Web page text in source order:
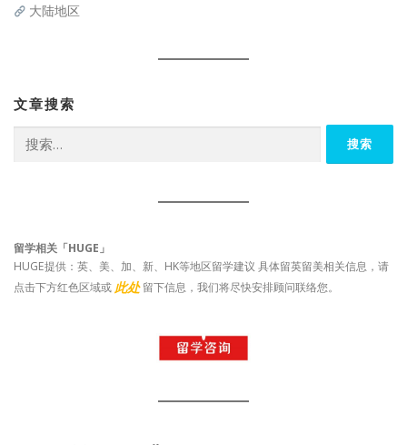
大陆地区
文章搜索
索：
留学相关「HUGE」
HUGE提供：英、美、加、新、HK等地区留学建议 具体留英留美相关信息，请
点击下方红色区域或 此处 留下信息，我们将尽快安排顾问联络您。